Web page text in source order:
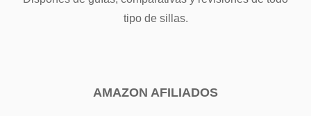
tipo de sillas.
AMAZON AFILIADOS